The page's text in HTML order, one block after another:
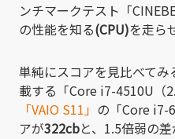
ンチマークテスト「
の性能を知る(CPU)を走ら
単純にスコアを見比べてみ
載する「Core i7-4510U（
「VAIO S11」 の「Core i7-
アが322cbと、1.5倍弱の差